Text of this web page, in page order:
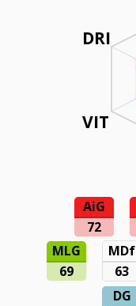
DRI
VIT
AiG
72
MLG
69
MDf
63
DG